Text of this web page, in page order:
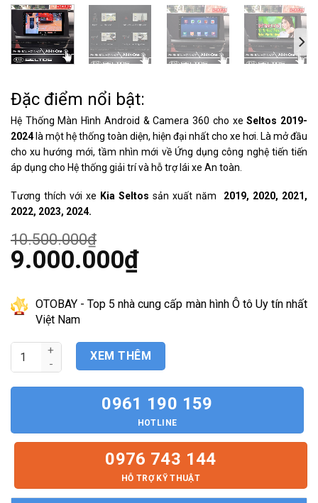
Đặc điểm nổi bật:
Hệ Thống Màn Hình Android & Camera 360 cho xeSeltos 2019-
2024 là một hệ thống toàn diện, hiện đại nhất cho xe hơi. Là mở đầu
cho xu hướng mới, tầm nhìn mới về Ứng dụng công nghệ tiến tiến
áp dụng cho Hệ thống giải trí và hỗ trợ lái xe An toàn.
Tương thích với xe Kia Seltos sản xuất năm 2019, 2020, 2021,
2022, 2023, 2024.
10.500.000₫
Giá
gốc
9.000.000₫
tại
là:
9.000.000₫.
OTOBAY - Top 5 nhà cung cấp màn hình Ô tô Uy tín nhất
Việt Nam
Hệ Thống Màn Hình Android & Camera 360 cho xe Seltos
XEM THÊM
0961 190 159
HOTLINE
0976 743 144
HỖ TRỢ KỸ THUẬT